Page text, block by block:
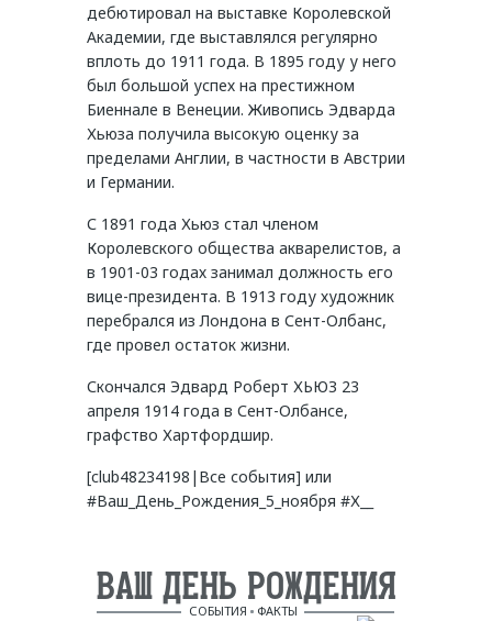
дебютировал на выставке Королевской
Академии, где выставлялся регулярно
вплоть до 1911 года. В 1895 году у него
был большой успех на престижном
Биеннале в Венеции. Живопись Эдварда
Хьюза получила высокую оценку за
пределами Англии, в частности в Австрии
и Германии.
С 1891 года Хьюз стал членом
Королевского общества акварелистов, а
в 1901-03 годах занимал должность его
вице-президента. В 1913 году художник
перебрался из Лондона в Сент-Олбанс,
где провел остаток жизни.
Скончался Эдвард Роберт ХЬЮЗ 23
апреля 1914 года в Сент-Олбансе,
графство Хартфордшир.
[club48234198|Все события] или
#Ваш_День_Рождения_5_ноября #Х__
ВАШ ДЕНЬ РОЖДЕНИЯ
СОБЫТИЯ ФАКТЫ